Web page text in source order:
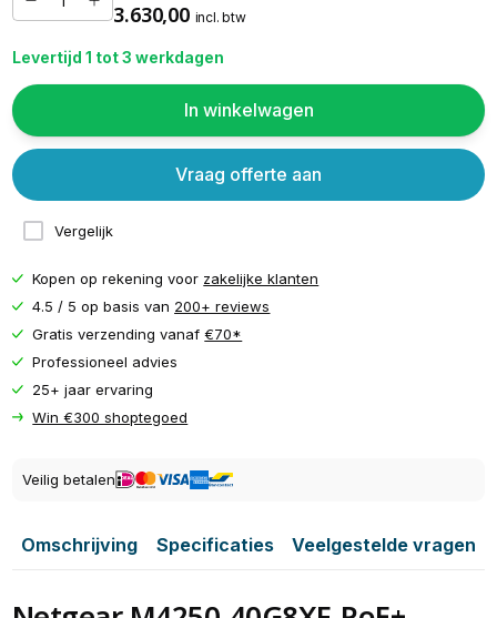
3.630,00 incl. btw
Levertijd 1 tot 3 werkdagen
In winkelwagen
Vergelijk
Vraag offerte aan
Kopen op rekening voor zakelijke klanten
4.5 / 5 op basis van 200+ reviews
Gratis verzending vanaf€70*
Professioneel advies
25+ jaar ervaring
Win €300 shoptegoed
Veilig betalen
Omschrijving Specificaties Veelgestelde vragen